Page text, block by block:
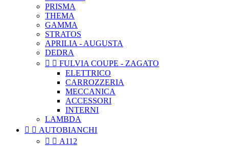
PRISMA
THEMA
GAMMA
STRATOS
APRILIA - AUGUSTA
DEDRA
  FULVIA COUPE - ZAGATO
ELETTRICO
CARROZZERIA
MECCANICA
ACCESSORI
INTERNI
LAMBDA
  AUTOBIANCHI
  A112